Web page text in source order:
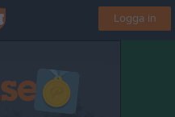
Logga in